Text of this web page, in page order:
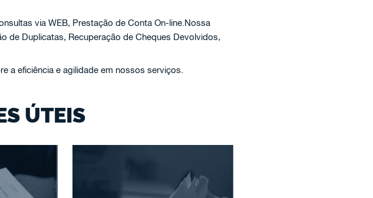
via WEB, Prestação de Conta On-line.Nossa
de Duplicatas, Recuperação de Cheques Devolvidos,
a eficiência e agilidade em nossos serviços.
ÚTEIS